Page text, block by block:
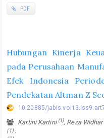
PDF
Hubungan Kinerja
pada Perusahaan
Efek Indonesia
Pendekatan Altman Z
10.20885/
Kartini Kartini(1), Reza
(1) ,